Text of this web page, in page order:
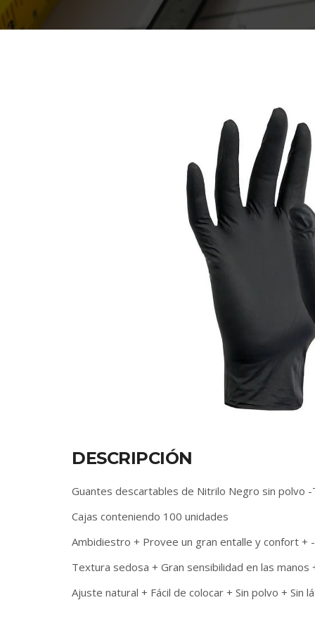
DESCRIPCIÓN
Guantes descartables de Nitrilo Negro sin polvo -
Cajas conteniendo 100 unidades
Ambidiestro + Provee un gran entalle y confort
Textura sedosa + Gran sensibilidad en las
Ajuste natural + Fácil de colocar + Sin polvo + Sin